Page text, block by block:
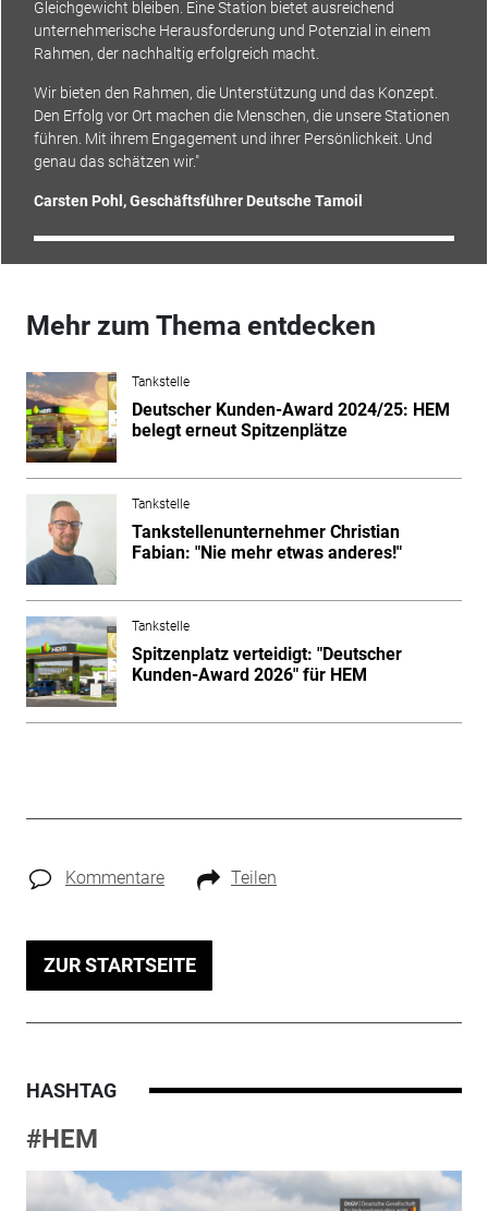
Gleichgewicht bleiben. Eine Station bietet ausreichend
unternehmerische Herausforderung und Potenzial in einem
Rahmen, der nachhaltig erfolgreich macht.
Wir bieten den Rahmen, die Unterstützung und das Konzept.
Den Erfolg vor Ort machen die Menschen, die unsere Stationen
führen. Mit ihrem Engagement und ihrer Persönlichkeit. Und
genau das schätzen wir."
Carsten Pohl, Geschäftsführer Deutsche Tamoil
Mehr zum Thema entdecken
Tankstelle
Deutscher Kunden-Award 2024/25: HEM
belegt erneut Spitzenplätze
Tankstelle
Tankstellenunternehmer Christian
Fabian: "Nie mehr etwas anderes!"
Tankstelle
Spitzenplatz verteidigt: "Deutscher
Kunden-Award 2026" für HEM
Kommentare Teilen
ZUR STARTSEITE
HASHTAG
#HEM